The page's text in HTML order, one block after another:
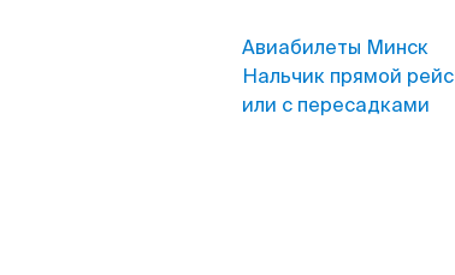
Авиабилеты Минск
Нальчик прямой рейс
или с пересадками